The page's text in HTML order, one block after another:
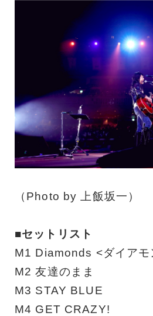
（Photo by 上飯坂一）
■セットリスト
M1 Diamonds <ダイアモ
M2 友達のまま
M3 STAY BLUE
M4 GET CRAZY!